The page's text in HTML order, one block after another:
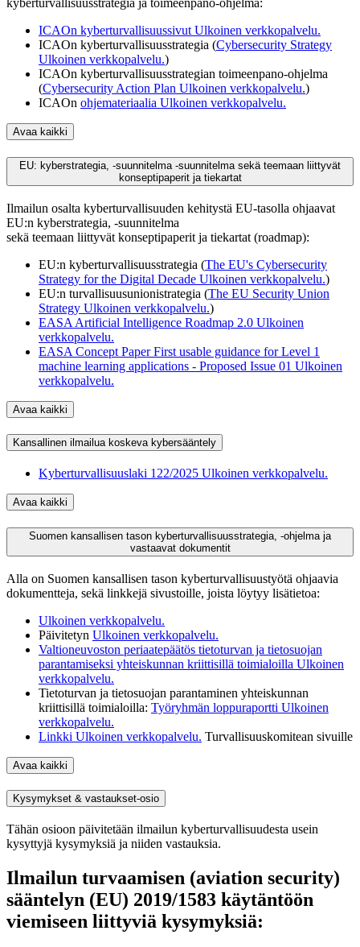
kyberturvallisuusstrategia ja toimeenpano-ohjelma:
ICAOn kyberturvallisuussivut Ulkoinen verkkopalvelu.
ICAOn kyberturvallisuusstrategia (Cybersecurity Strategy
Ulkoinen verkkopalvelu.)
ICAOn kyberturvallisuusstrategian toimeenpano-ohjelma
(Cybersecurity Action Plan Ulkoinen verkkopalvelu.)
ICAOn ohjemateriaalia Ulkoinen verkkopalvelu.
Avaa kaikki
EU: kyberstrategia, -suunnitelma -suunnitelma sekä teemaan liittyvät
konseptipaperit ja tiekartat
Ilmailun osalta kyberturvallisuuden kehitystä EU-tasolla ohjaavat
EU:n kyberstrategia, -suunnitelma
sekä teemaan liittyvät konseptipaperit ja tiekartat (roadmap):
EU:n kyberturvallisuusstrategia (The EU's Cybersecurity
Strategy for the Digital Decade Ulkoinen verkkopalvelu.)
EU:n turvallisuusunionistrategia (The EU Security Union
Strategy Ulkoinen verkkopalvelu.)
EASA Artificial Intelligence Roadmap 2.0 Ulkoinen
verkkopalvelu.
EASA Concept Paper First usable guidance for Level 1
machine learning applications - Proposed Issue 01 Ulkoinen
verkkopalvelu.
Avaa kaikki
Kansallinen ilmailua koskeva kybersääntely
Kyberturvallisuuslaki 122/2025 Ulkoinen verkkopalvelu.
Avaa kaikki
Suomen kansallisen tason kyberturvallisuusstrategia, -ohjelma ja
vastaavat dokumentit
Alla on Suomen kansallisen tason kyberturvallisuustyötä ohjaavia
dokumentteja, sekä linkkejä sivustoille, joista löytyy lisätietoa:
Ulkoinen verkkopalvelu.
Päivitetyn Ulkoinen verkkopalvelu.
Valtioneuvoston periaatepäätös tietoturvan ja tietosuojan
parantamiseksi yhteiskunnan kriittisillä toimialoilla Ulkoinen
verkkopalvelu.
Tietoturvan ja tietosuojan parantaminen yhteiskunnan
kriittisillä toimialoilla: Työryhmän loppuraportti Ulkoinen
verkkopalvelu.
Linkki Ulkoinen verkkopalvelu. Turvallisuuskomitean sivuille
Avaa kaikki
Kysymykset & vastaukset-osio
Tähän osioon päivitetään ilmailun kyberturvallisuudesta usein
kysyttyjä kysymyksiä ja niiden vastauksia.
Ilmailun turvaamisen (aviation security)
sääntelyn (EU) 2019/1583 käytäntöön
viemiseen liittyviä kysymyksiä: